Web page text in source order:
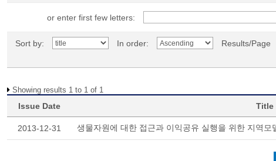
or enter first few letters:
Sort by: In order: Results/Page
Showing results 1 to 1 of 1
Issue Date Title
2013-12-31 생물자원에 대한 접근과 이익공유 실행을 위한 지역모